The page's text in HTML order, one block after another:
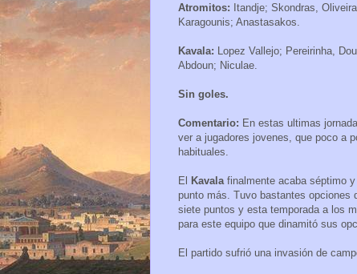
Atromitos: Itandje; Skondras,
Karagounis; Anastasakos.
Kavala: Lopez Vallejo; Pereirinha,
Abdoun; Niculae.
Sin goles.
Comentario: En estas ultimas
ver a jugadores jovenes, que poco a
habituales.
El Kavala finalmente acaba séptimo
punto más. Tuvo bastantes opciones
siete puntos y esta temporada a los
para este equipo que dinamitó sus
El partido sufrió una invasión de